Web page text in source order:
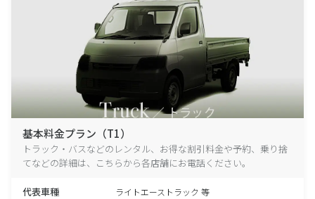
基本料金プラン（T1）
トラック・バスなどのレンタル、お得な割引料金や予約、乗り捨
てなどの詳細は、こちらから各店舗にお電話ください。
代表車種 ライトエーストラック 等